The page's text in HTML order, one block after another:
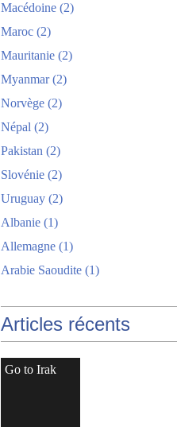
Macédoine (2)
Maroc (2)
Mauritanie (2)
Myanmar(2)
Norvège (2)
Népal (2)
Pakistan (2)
Slovénie (2)
Uruguay (2)
Albanie (1)
Allemagne (1)
Arabie Saoudite (1)
Articles récents
Go to Irak